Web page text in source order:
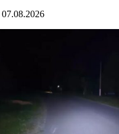
07.08.2026